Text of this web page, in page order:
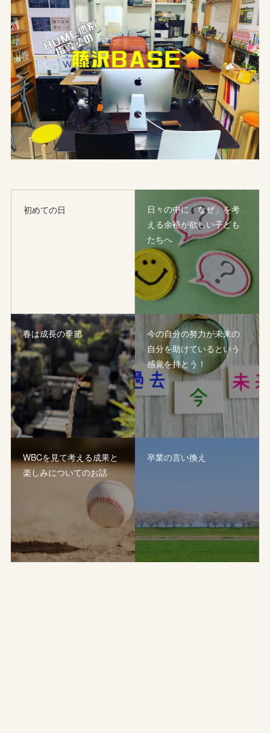
初めての日
日々の中に「なぜ」を考
える余裕が欲しい子ども
たちへ
春は成長の季節
今の自分の努力が未来の
自分を助けているという
感覚を持とう！
WBCを見て考える成果と
楽しみについてのお話
卒業の言い換え